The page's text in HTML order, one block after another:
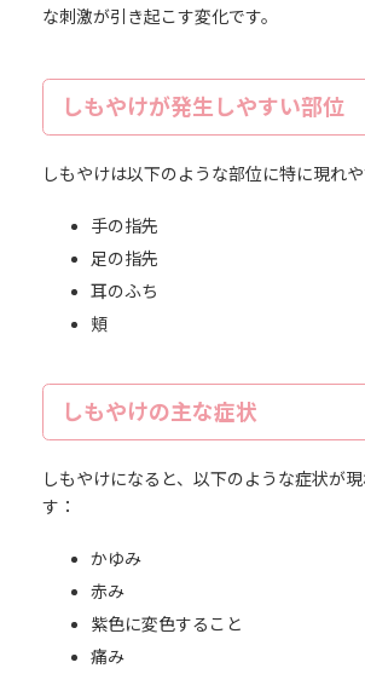
な刺激が引き起こす変化です。
しもやけが発生しやすい部位
しもやけは以下のような部位に特に現れや
手の指先
足の指先
耳のふち
頬
しもやけの主な症状
しもやけになると、以下のような症状が
す：
かゆみ
赤み
紫色に変色すること
痛み